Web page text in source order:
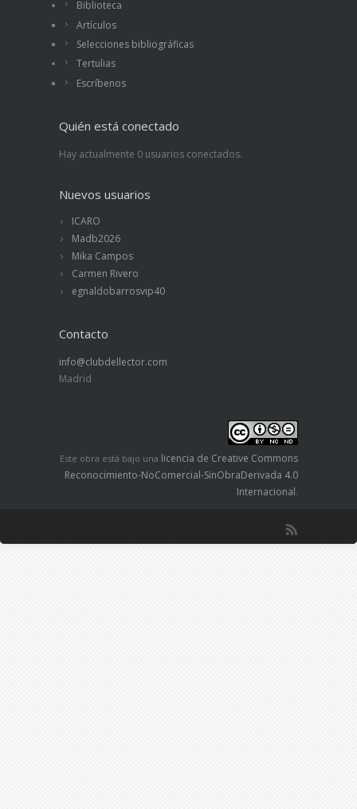
Biblioteca
Artículos
Selecciones bibliográficas
Tertulias
Escríbenos
Quién está conectado
Hay actualmente 0 usuarios conectados.
Nuevos usuarios
ICARO
Madb2026
Mika Campos
Carmen Rivero
egnaldobarrosvip40
Contacto
info@clubdellector.com
Madrid
Este obra está bajo una licencia de Creative Commons
Reconocimiento-NoComercial-SinObraDerivada 4.0
Internacional